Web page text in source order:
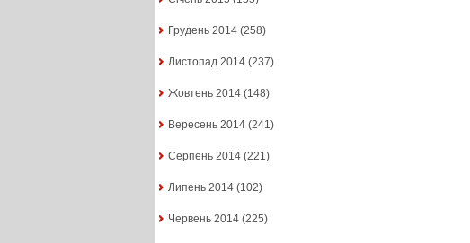
Грудень 2014(258)
Листопад 2014(237)
Жовтень 2014(148)
Вересень 2014(241)
Серпень 2014(221)
Липень 2014(102)
Червень 2014(225)